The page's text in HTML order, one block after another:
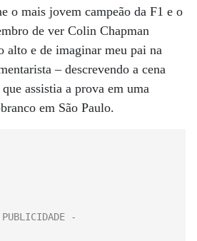
o mais jovem campeão da F1 e o
de ver Colin Chapman
alto e de imaginar meu pai na
– descrevendo a cena
assistia a prova em uma
em São Paulo.